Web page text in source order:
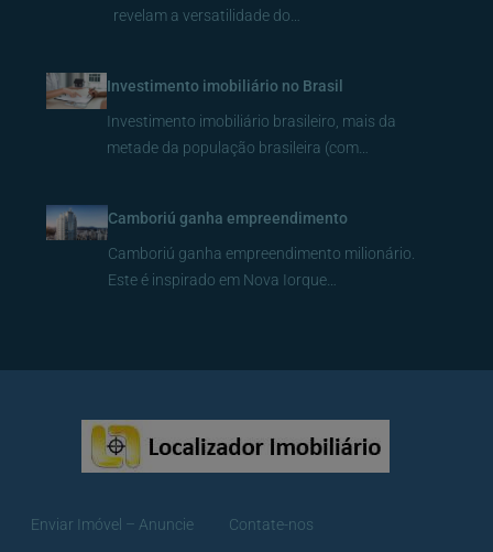
revelam a versatilidade do…
Investimento imobiliário no Brasil
Investimento imobiliário brasileiro, mais da
metade da população brasileira (com…
Camboriú ganha empreendimento
Camboriú ganha empreendimento milionário.
Este é inspirado em Nova Iorque…
Enviar Imóvel – Anuncie Contate-nos